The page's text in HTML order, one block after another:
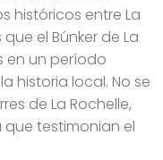
históricos entre La
el Búnker de La
en un período
historia local. No se
de La Rochelle,
testimonian el